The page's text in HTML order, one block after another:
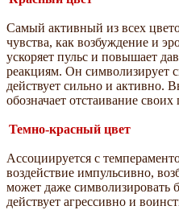
Самый активный из всех
чувства, как возбуждение и
ускоряет пульс и повышает
реакциям. Он символизирует
действует сильно и активно.
обозначает отстаивание
Темно-красный цвет
Ассоциируется с
воздействие импульсивно,
может даже символизировать
действует агрессивно и